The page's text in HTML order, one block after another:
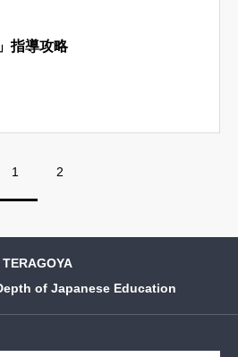
指導攻略
1 2
TERAGOYA
of Japanese Education